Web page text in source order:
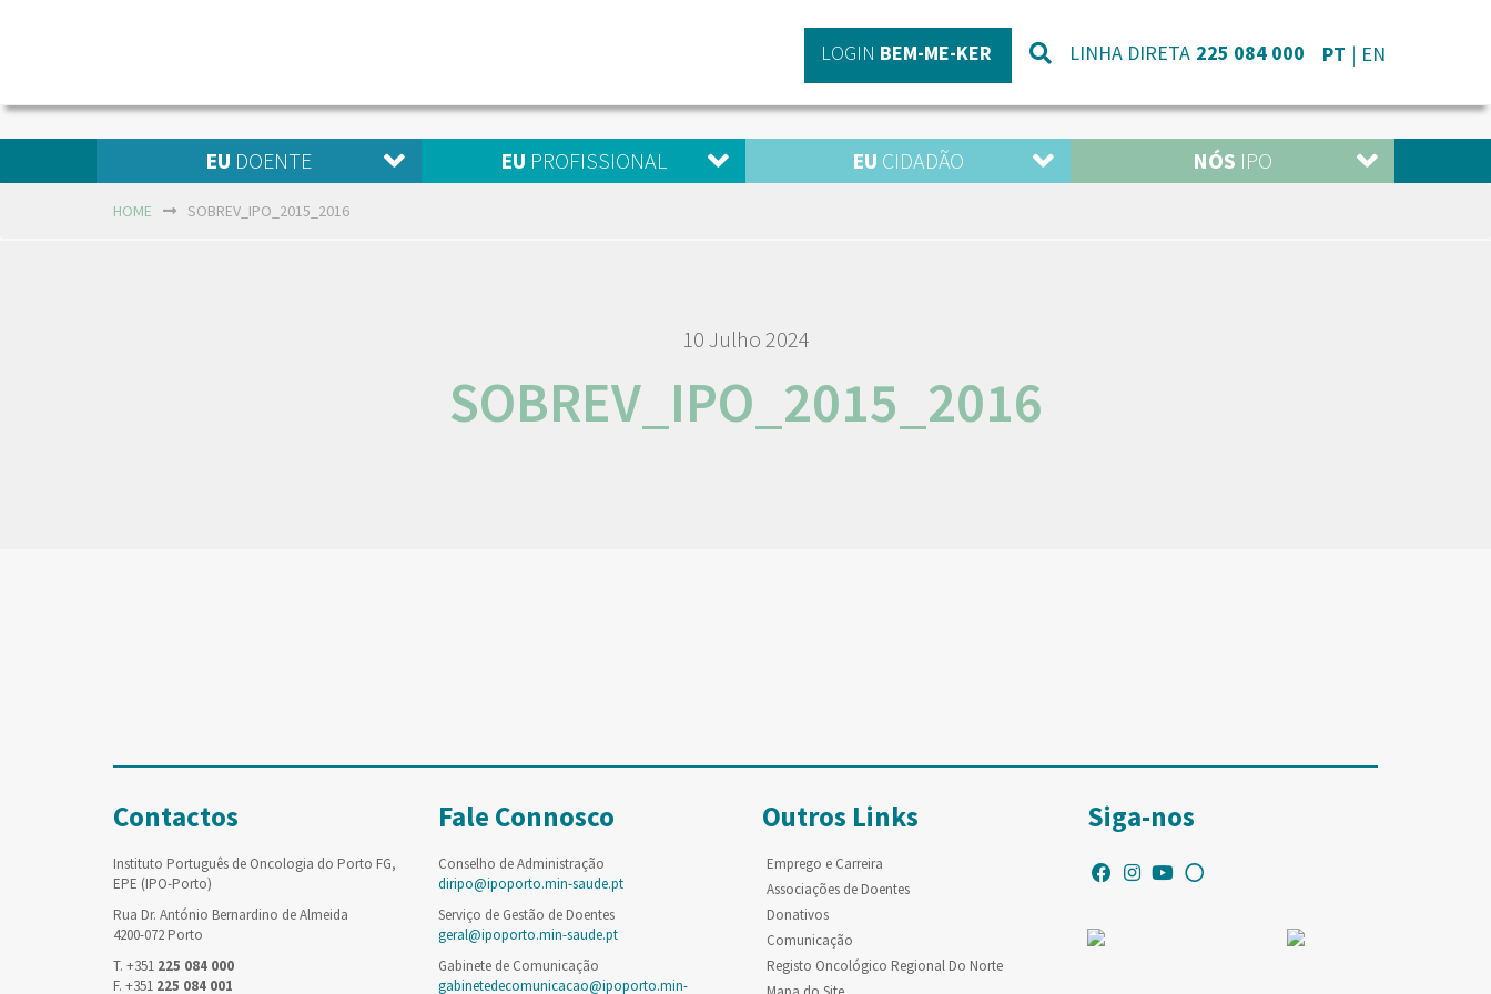
LOGIN BEM-ME-KER LINHA DIRETA 225 084 000 PT EN
EU DOENTE EU PROFISSIONAL EU CIDADÃO NÓS IPO
HOME SOBREV_IPO_2015_2016
10 Julho 2024
SOBREV_IPO_2015_2016
Contactos
Instituto Português de Oncologia do Porto FG,
EPE (IPO-Porto)
Rua Dr. António Bernardino de Almeida
4200-072 Porto
T. +351 225 084 000
F. +351 225 084 001
Fale Connosco
Conselho de Administração
diripo@ipoporto.min-saude.pt
Serviço de Gestão de Doentes
geral@ipoporto.min-saude.pt
Gabinete de Comunicação
gabinetedecomunicacao@ipoporto.min-
Outros Links
Emprego e Carreira
Associações de Doentes
Donativos
Comunicação
Registo Oncológico Regional Do Norte
Siga-nos